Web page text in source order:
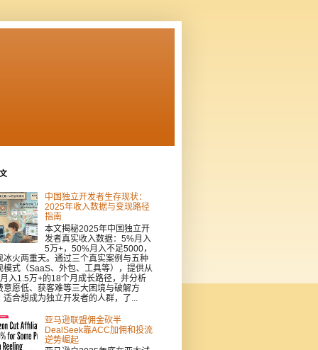
中国独立开发者生存现状：
2025年收入数据与变现路径
指南
本文揭秘2025年中国独立开
发者真实收入数据：5%月入
5万+，50%月入不足5000，
冰火两重天。通过三个真实案例与五种
模式（SaaS、外包、工具等），提供从
入1.5万+的18个月成长路径，并分析
意愿低、获客难等三大困境与破解方
适合想成为独立开发者的人群，了...
亚马逊联盟佣金砍半
DealSeek靠ACC加佣和投流
逆势崛起